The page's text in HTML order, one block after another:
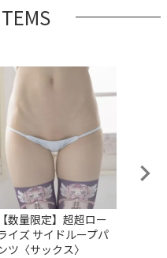
【数量限定】超超ロー
イズ サイドループパ
ツ〈サックス〉